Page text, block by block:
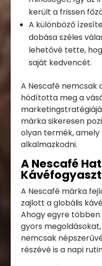
került a frissen
A különböző
dobása széles
lehetővé tette,
saját kedvencét.
A Nescafé nemcsak
hódította meg a
márka sikeresen
olyan termék, amely
alkalmazkodni.
A Nescafé
A Nescafé márka
zajlott a globális
Ahogy egyre többen
gyors
nemcsak
részévé is a napi